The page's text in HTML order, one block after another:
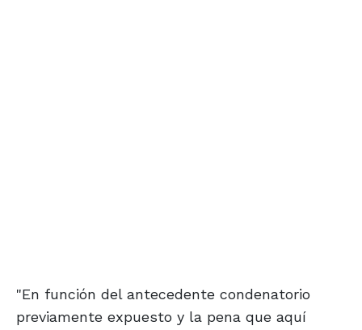
"En función del antecedente condenatorio
previamente expuesto y la pena que aquí